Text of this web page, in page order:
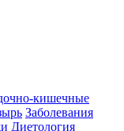
кишечные
Заболевания
Диетология